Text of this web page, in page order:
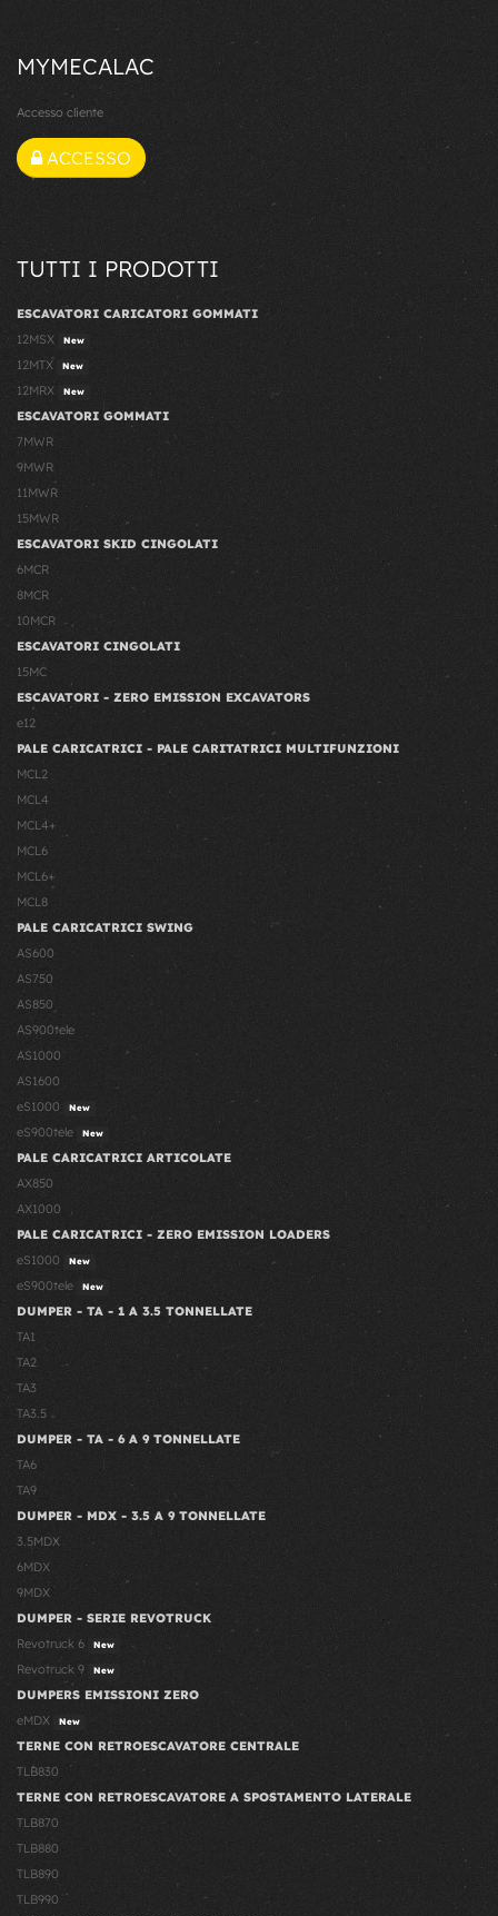
MYMECALAC
Accesso cliente
ACCESSO
TUTTI I PRODOTTI
ESCAVATORI CARICATORI GOMMATI
12MSX
New
12MTX New
12MRX New
ESCAVATORI GOMMATI
7MWR
9MWR
11MWR
15MWR
ESCAVATORI SKID CINGOLATI
6MCR
8MCR
10MCR
ESCAVATORI CINGOLATI
15MC
ESCAVATORI - ZERO EMISSION EXCAVATORS
e12
PALE CARICATRICI - PALE CARITATRICI MULTIFUNZIONI
MCL2
MCL4
MCL4+
MCL6
MCL6+
MCL8
PALE CARICATRICI SWING
AS600
AS750
AS850
AS900tele
AS1000
AS1600
eS1000
New
eS900tele New
PALE CARICATRICI ARTICOLATE
AX850
AX1000
PALE CARICATRICI - ZERO EMISSION LOADERS
eS1000
New
eS900tele New
DUMPER - TA - 1 A 3.5 TONNELLATE
TA1
TA2
TA3
TA3.5
DUMPER - TA - 6 A 9 TONNELLATE
TA6
TA9
DUMPER - MDX - 3.5 A 9 TONNELLATE
3.5MDX
6MDX
9MDX
DUMPER - SERIE REVOTRUCK
Revotruck 6
New
Revotruck 9 New
DUMPERS EMISSIONI ZERO
eMDX
New
TERNE CON RETROESCAVATORE CENTRALE
TLB830
TERNE CON RETROESCAVATORE A SPOSTAMENTO LATERALE
TLB870
TLB880
TLB890
TLB990